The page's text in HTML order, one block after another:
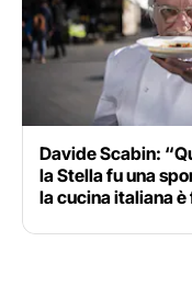
Davide Scabin:
la Stella fu una
la cucina italiana è